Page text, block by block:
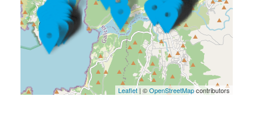
Leaflet| ©OpenStreetMapcontributors